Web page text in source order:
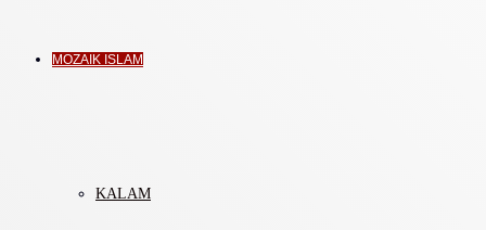
MOZAIK ISLAM
KALAM